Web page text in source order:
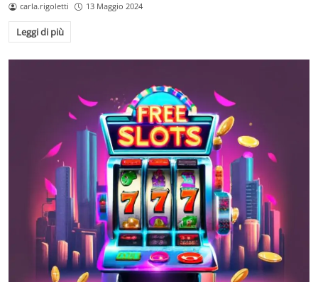
carla.rigoletti 13 Maggio 2024
Leggi di più